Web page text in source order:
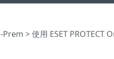
Prem >使用 ESET PROTECT